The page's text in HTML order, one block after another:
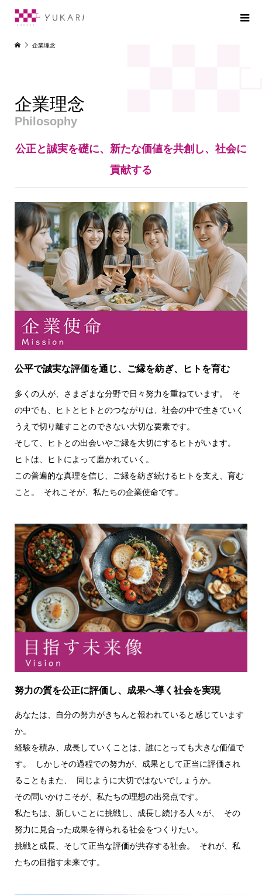
企業理念
企業理念
Philosophy
公正と誠実を礎に、新たな価値を共創し、社会に
貢献する
公平で誠実な評価を通じ、ご縁を紡ぎ、ヒトを育む
多くの人が、さまざまな分野で日々努力を重ねています。 そ
の中でも、ヒトとヒトとのつながりは、社会の中で生きていく
うえで切り離すことのできない大切な要素です。
そして、ヒトとの出会いやご縁を大切にするヒトがいます。
ヒトは、ヒトによって磨かれていく。
この普遍的な真理を信じ、ご縁を紡ぎ続けるヒトを支え、育む
こと。 それこそが、私たちの企業使命です。
努力の質を公正に評価し、成果へ導く社会を実現
あなたは、自分の努力がきちんと報われていると感じています
か。
経験を積み、成長していくことは、誰にとっても大きな価値で
す。 しかしその過程での努力が、成果として正当に評価され
ることもまた、 同じように大切ではないでしょうか。
その問いかけこそが、私たちの理想の出発点です。
私たちは、新しいことに挑戦し、成長し続ける人々が、 その
努力に見合った成果を得られる社会をつくりたい。
挑戦と成長、そして正当な評価が共存する社会。 それが、私
たちの目指す未来です。